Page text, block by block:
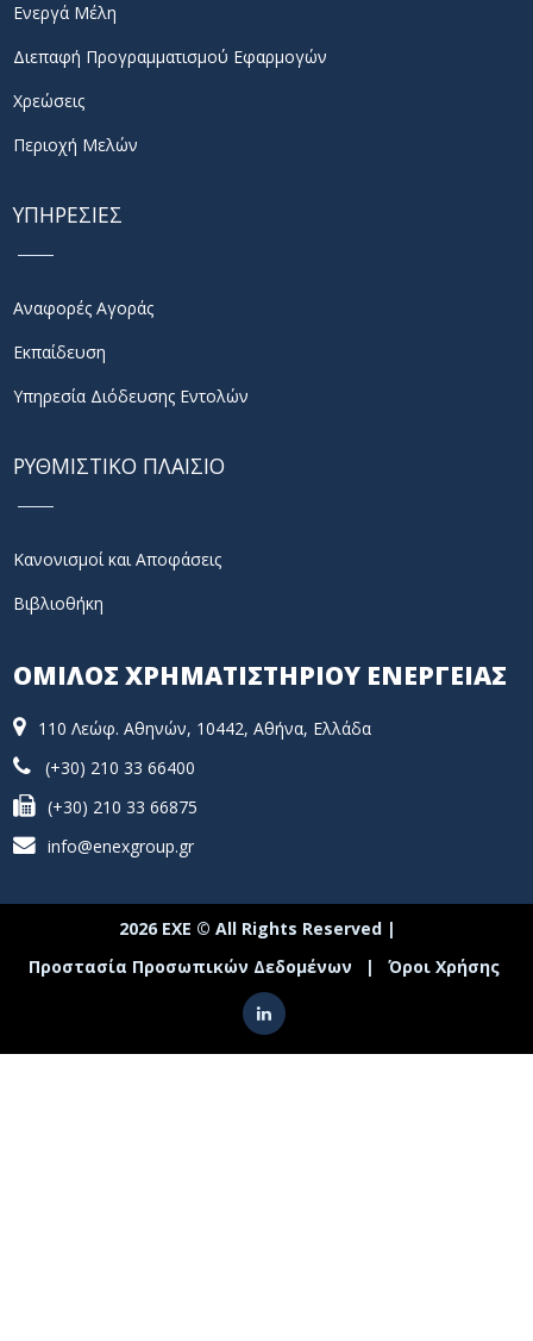
Ενεργά Μέλη
Διεπαφή Προγραμματισμού Εφαρμογών
Χρεώσεις
Περιοχή Μελών
ΥΠΗΡΕΣΙΕΣ
Αναφορές Αγοράς
Εκπαίδευση
Υπηρεσία Διόδευσης Εντολών
ΡΥΘΜΙΣΤΙΚΟ ΠΛΑΙΣΙΟ
Κανονισμοί και Αποφάσεις
Βιβλιοθήκη
ΟΜΙΛΟΣ ΧΡΗΜΑΤΙΣΤΗΡΙΟΥ ΕΝΕΡΓΕΙΑΣ
110 Λεώφ. Αθηνών, 10442, Αθήνα, Ελλάδα
(+30) 210 33 66400
(+30) 210 33 66875
info@enexgroup.gr
2026 ΕΧΕ © All Rights Reserved |
Προστασία Προσωπικών Δεδομένων
| Όροι Χρήσης